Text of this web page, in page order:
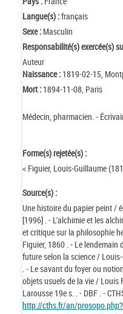
Langue(s) :français
Sexe : Masculin
Responsabilité(s) exercée(s)
Auteur
Naissance : 1819-02-15,
Mort : 1894-11-08, Paris
Médecin, pharmacien. -
Forme(s) rejetée(s) :
< Figuier, Louis-Guillaume
Source(s) :
Une histoire du papier peint /
[1996] . - L'alchimie et les
et critique sur la philosophie
Figuier, 1860 . - Le lendemain
future selon la science /
. - Le savant du foyer ou
objets usuels de la vie / Louis
Larousse 19e s. . - DBF . -
http://cths.fr/an/